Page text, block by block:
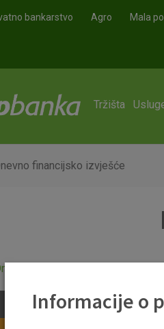
bankarstvo Agro Mala
Tržišta
financijsko izvješće
financijsko izvješće.pdf
Informacije o